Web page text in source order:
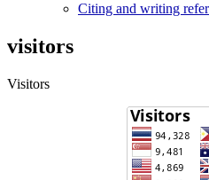
Citing and writing
visitors
Visitors